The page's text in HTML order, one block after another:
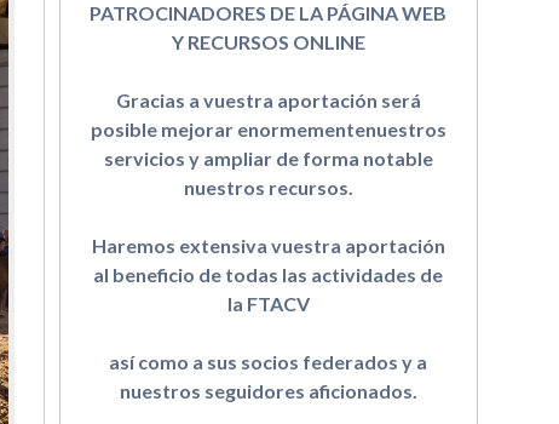
PATROCINADORES DE LA PÁGINA WEB
Y RECURSOS ONLINE
Gracias a vuestra aportación será
posible mejorar enormementenuestros
servicios y ampliar de forma notable
nuestros recursos.
Haremos extensiva vuestra aportación
al beneficio de todas las actividades de
la FTACV
así como a sus socios federados y a
nuestros seguidores aficionados.